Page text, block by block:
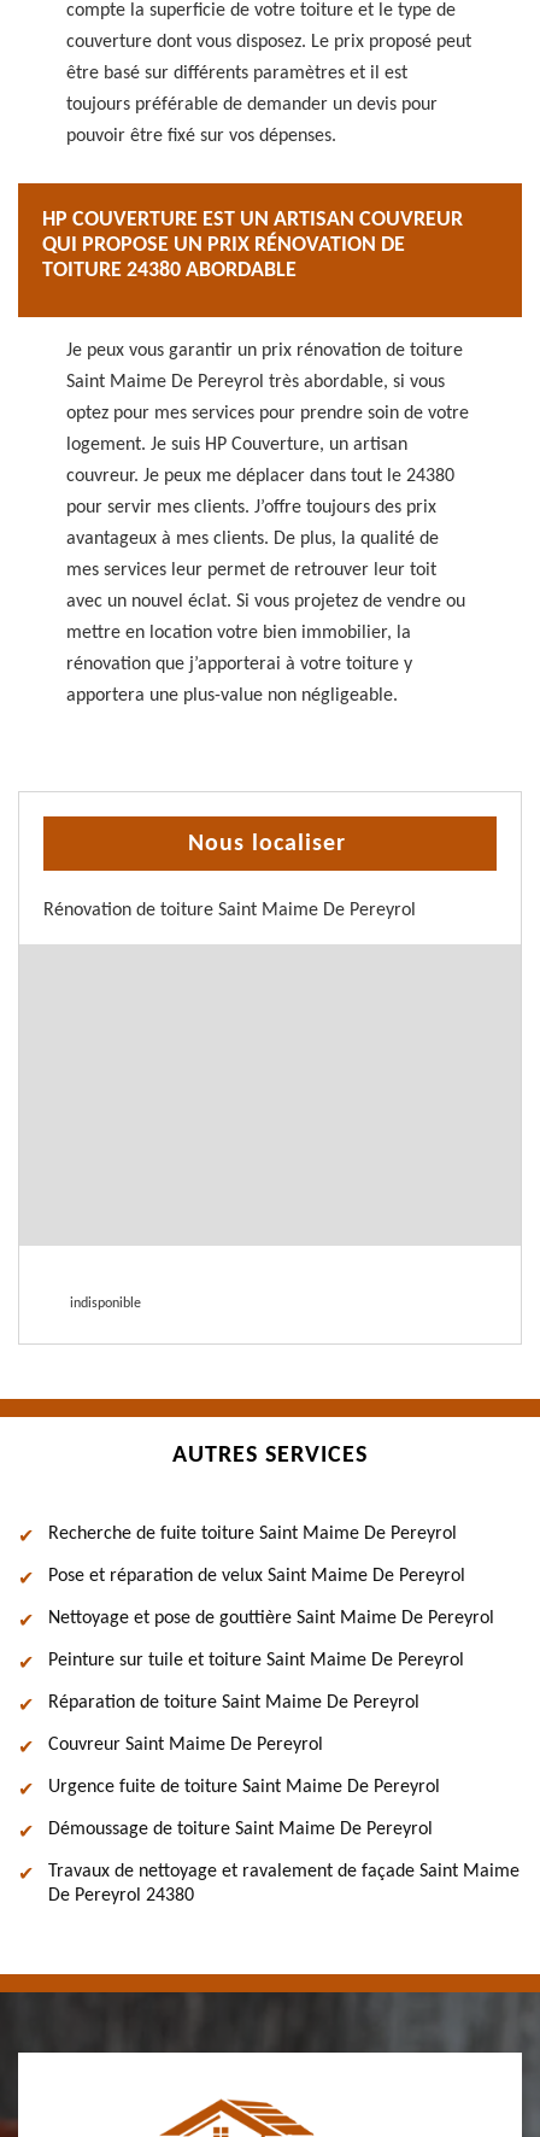
compte la superficie de votre toiture et le type de
couverture dont vous disposez. Le prix proposé peut
être basé sur différents paramètres et il est
toujours préférable de demander un devis pour
pouvoir être fixé sur vos dépenses.
HP COUVERTURE EST UN ARTISAN COUVREUR
QUI PROPOSE UN PRIX RÉNOVATION DE
TOITURE 24380 ABORDABLE
Je peux vous garantir un prix rénovation de toiture
Saint Maime De Pereyrol très abordable, si vous
optez pour mes services pour prendre soin de votre
logement. Je suis HP Couverture, un artisan
couvreur. Je peux me déplacer dans tout le 24380
pour servir mes clients. J’offre toujours des prix
avantageux à mes clients. De plus, la qualité de
mes services leur permet de retrouver leur toit
avec un nouvel éclat. Si vous projetez de vendre ou
mettre en location votre bien immobilier, la
rénovation que j’apporterai à votre toiture y
apportera une plus-value non négligeable.
Nous localiser
Rénovation de toiture Saint Maime De Pereyrol
indisponible
AUTRES SERVICES
Recherche de fuite toiture Saint Maime De Pereyrol
Pose et réparation de velux Saint Maime De Pereyrol
Nettoyage et pose de gouttière Saint Maime De Pereyrol
Peinture sur tuile et toiture Saint Maime De Pereyrol
Réparation de toiture Saint Maime De Pereyrol
Couvreur Saint Maime De Pereyrol
Urgence fuite de toiture Saint Maime De Pereyrol
Démoussage de toiture Saint Maime De Pereyrol
Travaux de nettoyage et ravalement de façade Saint Maime
De Pereyrol 24380